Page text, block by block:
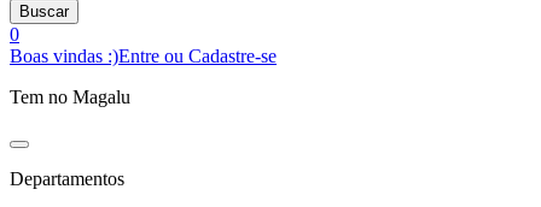
Buscar
0
Boas vindas :)Entre ou Cadastre-se
Tem no Magalu
Departamentos